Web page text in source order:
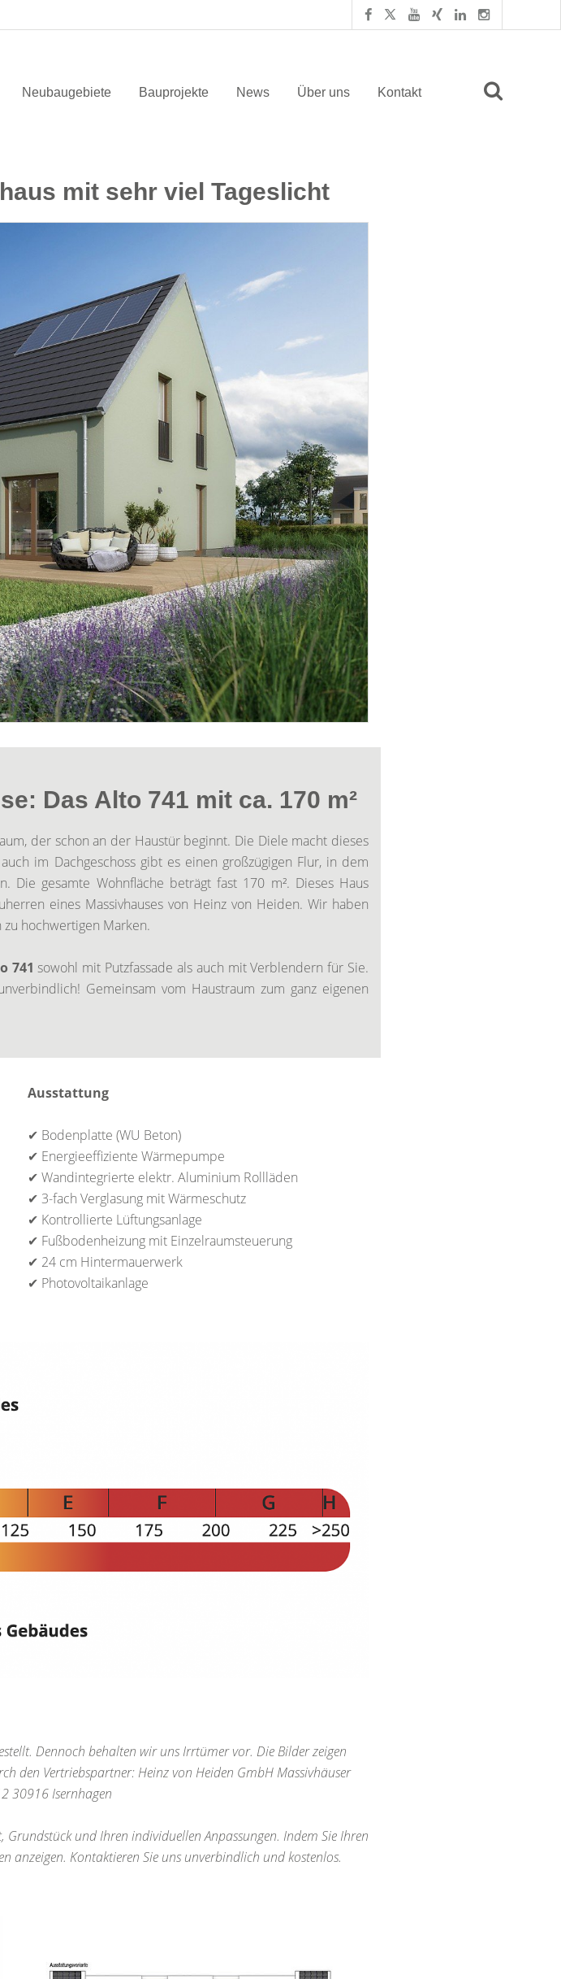
Neubaugebiete Bauprojekte News Über uns Kontakt
mit sehr viel Tageslicht
Das Alto 741 mit ca. 170 m²
der schon an der Haustür beginnt. Die Diele macht dieses
im Dachgeschoss gibt es einen großzügigen Flur, in dem
Die gesamte Wohnfläche beträgt fast 170 m². Dieses Haus
eines Massivhauses von Heinz von Heiden. Wir haben
hochwertigen Marken.
741 sowohl mit Putzfassade als auch mit Verblendern für Sie.
Gemeinsam vom Haustraum zum ganz eigenen
Ausstattung
✔ Bodenplatte (WU Beton)
✔ Energieeffiziente Wärmepumpe
✔ Wandintegrierte elektr. Aluminium Rollläden
✔ 3-fach Verglasung mit Wärmeschutz
✔ Kontrollierte Lüftungsanlage
✔ Fußbodenheizung mit Einzelraumsteuerung
✔ 24 cm Hintermauerwerk
✔ Photovoltaikanlage
Dennoch behalten wir uns Irrtümer vor. Die Bilder zeigen
den Vertriebspartner: Heinz von Heiden GmbH Massivhäuser
30916 Isernhagen
und Ihren individuellen Anpassungen. Indem Sie Ihren
anzeigen. Kontaktieren Sie uns unverbindlich und kostenlos.